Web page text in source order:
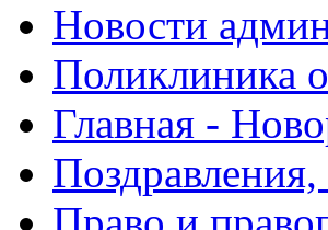
Новости
Поликлиника
Главная -